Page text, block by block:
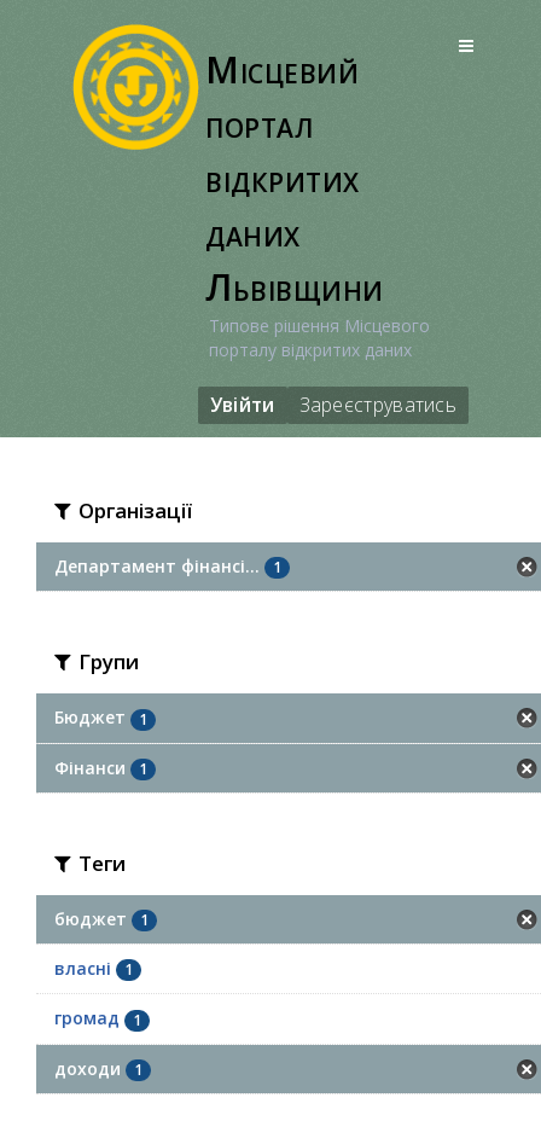
Місцевий
портал
відкритих
даних
Львівщини
Типове рішення Місцевого
порталу відкритих даних
Увійти Зареєструватись
Організації
Департамент фінансі... 1
Групи
Бюджет 1
Фінанси 1
Теги
бюджет 1
власні 1
громад 1
доходи 1